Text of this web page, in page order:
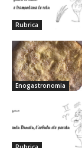
Rubrica
Enogastronomia